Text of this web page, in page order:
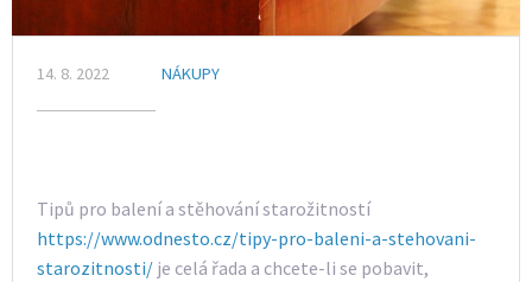
14. 8. 2022 NÁKUPY
Tipů pro balení a stěhování starožitností
https://www.odnesto.cz/tipy-pro-baleni-a-stehovani-
starozitnosti/ je celá řada a chcete-li se pobavit,